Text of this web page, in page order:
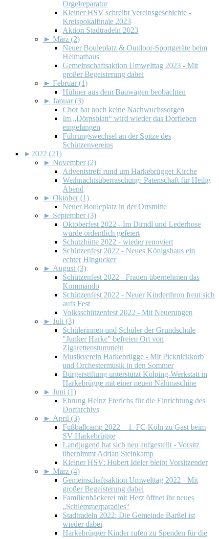
Orgelreparatur
Kleiner HSV schreibt Vereinsgeschichte -
Kreispokalfinale 2023
Aktion Stadtradeln 2023
► März (2)
Neuer Bouleplatz & Outdoor-Sportgeräte beim
Heimathaus
Gemeinschaftsaktion Umwelttag 2023 - Mit
großer Begeisterung dabei
► Februar (1)
Hühner aus dem Bauwagen beobachten
► Januar (3)
Chor hat noch keine Nachwuchssorgen
Im „Dörpsblatt“ wird wieder das Dorfleben
eingefangen
Führungswechsel an der Spitze des
Schützenvereins
► 2022 (21)
► November (2)
Adventstreff rund um Harkebrügger Kirche
Weihnachtsüberraschung: Patenschaft für Heilig
Abend
► Oktober (1)
Neuer Bouleplatz in der Ortsmitte
► September (3)
Oktoberfest 2022 - Im Dirndl und Lederhose
wurde ordentlich gefeiert
Schutzhütte 2022 - wieder renoviert
Schützenfest 2022 - Neues Königshaus ein
echter Hingucker
► August (3)
Schützenfest 2022 - Frauen übernehmen das
Kommando
Schützenfest 2022 - Neuer Kinderthron freut sich
aufs Fest
Volksschützenfest 2022 - Mit Neuerungen
► Juli (3)
Schülerinnen und Schüler der Grundschule
"Junker Harke" befreien Ort von
Zigarettenstummeln
Musikverein Harkebrügge - Mit Picknickkorb
und Orchestermusik in den Sommer
Bürgerstiftung unterstützt Kolping-Werkstatt in
Harkebrügge mit einer neuen Nähmaschine
► Juni (1)
Ehrung Heinz Frerichs für die Einrichtung des
Dorfarchivs
► April (3)
Fußballcamp 2022 – 1. FC Köln zu Gast beim
SV Harkebrügge
Landjugend hat sich neu aufgestellt - Vorsitz
übernimmt Adrian Steinkamp
Kleiner HSV: Hubert Ideler bleibt Vorsitzender
► März (4)
Gemeinschaftsaktion Umwelttag 2022 - Mit
großer Begeisterung dabei
Familienbäckerei mit Herz öffnet ihr neues
„Schlemmerparadies“
Stadtradeln 2022: Die Gemeinde Barßel ist
wieder dabei
Harkebrügger Kinder rufen zu Spenden für die